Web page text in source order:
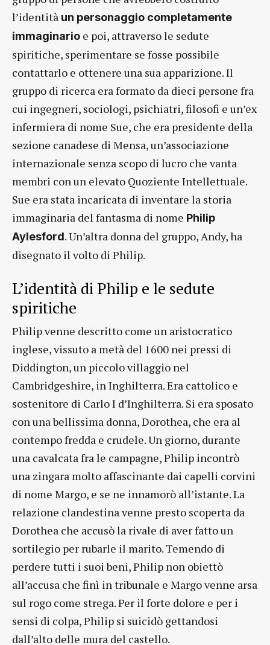
l’identità un personaggio completamente
immaginario e poi, attraverso le sedute
spiritiche, sperimentare se fosse possibile
contattarlo e ottenere una sua apparizione. Il
gruppo di ricerca era formato da dieci persone fra
cui ingegneri, sociologi, psichiatri, filosofi e un’ex
infermiera di nome Sue, che era presidente della
sezione canadese di Mensa, un’associazione
internazionale senza scopo di lucro che vanta
membri con un elevato Quoziente Intellettuale.
Sue era stata incaricata di inventare la storia
immaginaria del fantasma di nome Philip
Aylesford. Un’altra donna del gruppo, Andy, ha
disegnato il volto di Philip.
L’identità di Philip e le sedute
spiritiche
Philip venne descritto come un aristocratico
inglese, vissuto a metà del 1600 nei pressi di
Diddington, un piccolo villaggio nel
Cambridgeshire, in Inghilterra. Era cattolico e
sostenitore di Carlo I d’Inghilterra. Si era sposato
con una bellissima donna, Dorothea, che era al
contempo fredda e crudele. Un giorno, durante
una cavalcata fra le campagne, Philip incontrò
una zingara molto affascinante dai capelli corvini
di nome Margo, e se ne innamorò all’istante. La
relazione clandestina venne presto scoperta da
Dorothea che accusò la rivale di aver fatto un
sortilegio per rubarle il marito. Temendo di
perdere tutti i suoi beni, Philip non obiettò
all’accusa che finì in tribunale e Margo venne arsa
sul rogo come strega. Per il forte dolore e per i
sensi di colpa, Philip si suicidò gettandosi
dall’alto delle mura del castello.